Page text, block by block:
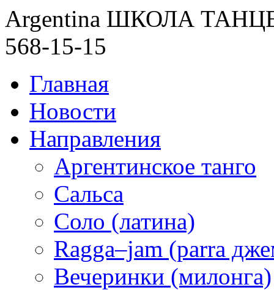
Argentina ШКОЛА
568-15-15
Главная
Новости
Направления
Аргентинское танго
Сальса
Соло (латина)
Ragga–jam (parra
Вечеринки (милонга)